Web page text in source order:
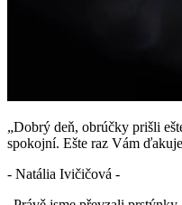
„Dobrý deň, obrúčky prišli
spokojní. Ešte raz Vám
- Natália Ivičičová -